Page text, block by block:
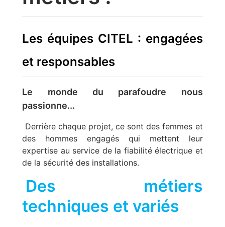
Les équipes CITEL : engagées
et responsables
Le monde du parafoudre nous
passionne...
Derrière chaque projet, ce sont des femmes et
des hommes engagés qui mettent leur
expertise au service de la fiabilité électrique et
de la sécurité des installations.
Des métiers
techniques et variés